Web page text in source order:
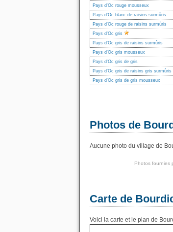
Pays d'Oc rouge mousseux
Pays d'Oc blanc de raisins surmûris
Pays d'Oc rouge de raisins surmûris
Pays d'Oc gris
Pays d'Oc gris de raisins surmûris
Pays d'Oc gris mousseux
Pays d'Oc gris de gris
Pays d'Oc gris de raisins gris surmûris
Pays d'Oc gris de gris mousseux
Photos de
Aucune photo du village de
Photos fournies
Carte de
Voici la carte et le plan de